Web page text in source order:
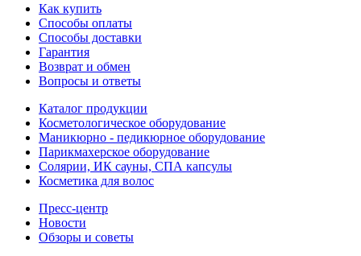
Как купить
Способы оплаты
Способы доставки
Гарантия
Возврат и обмен
Вопросы и ответы
Каталог продукции
Косметологическое оборудование
Маникюрно - педикюрное оборудование
Парикмахерское оборудование
Солярии, ИК сауны, СПА капсулы
Косметика для волос
Пресс-центр
Новости
Обзоры и советы